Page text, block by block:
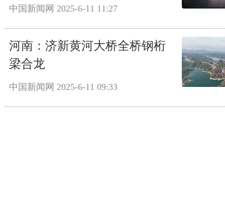
中国新闻网 2025-6-11 11:27
河南：济新黄河大桥全桥钢桁
梁合龙
中国新闻网 2025-6-11 09:33